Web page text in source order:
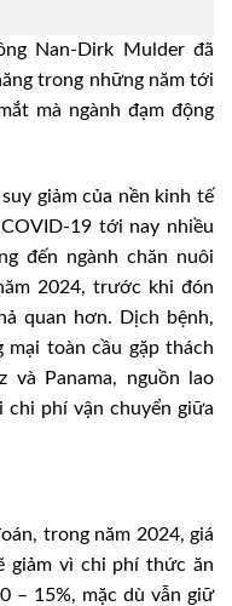
Nan-Dirk Mulder đã
trong những năm tới
mà ngành đạm động
giảm của nền kinh tế
19 tới nay nhiều
đến ngành chăn nuôi
2024, trước khi đón
quan hơn. Dịch bệnh,
toàn cầu gặp thách
và Panama, nguồn lao
phí vận chuyển giữa
trong năm 2024, giá
giảm vì chi phí thức ăn
– 15%, mặc dù vẫn giữ